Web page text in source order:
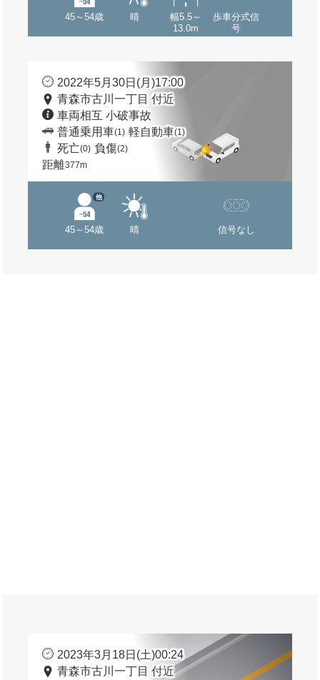
45～54歳 晴
幅5.5～
13.0m
歩車分式信
号
2022年5月30日(月)17:00
青森市古川一丁目 付近
車両相互 小破事故
普通乗用車(1) 軽自動車(1)
死亡(0) 負傷(2)
距離377m
45～54歳
他
晴 信号なし
2023年3月18日(土)00:24
青森市古川一丁目 付近